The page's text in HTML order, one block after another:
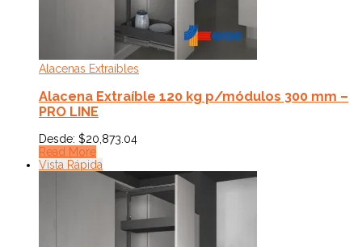
Alacenas Extraíbles
Alacena Extraíble 120 kg p/módulos 300 mm –
PRO LINE
Desde: $20,873.04
Read More
Vista Rápida